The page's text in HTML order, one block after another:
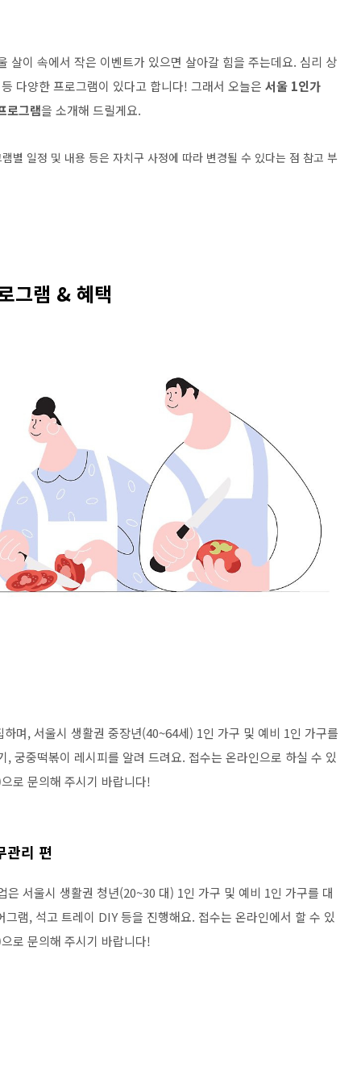
살이 속에서 작은 이벤트가 있으면 살아갈 힘을 주는데요. 심리 상
다양한 프로그램이 있다고 합니다! 그래서 오늘은 서울 1인가
로그램을 소개해 드릴게요.
별 일정 및 내용 등은 자치구 사정에 따라 변경될 수 있다는 점 참고 부
그램 & 혜택
며, 서울시 생활권 중장년(40~64세) 1인 가구 및 예비 1인 가구를
궁중떡볶이 레시피를 알려 드려요. 접수는 온라인으로 하실 수 있
로 문의해 주시기 바랍니다!
관리 편
서울시 생활권 청년(20~30 대) 1인 가구 및 예비 1인 가구를 대
램, 석고 트레이 DIY 등을 진행해요. 접수는 온라인에서 할 수 있
로 문의해 주시기 바랍니다!